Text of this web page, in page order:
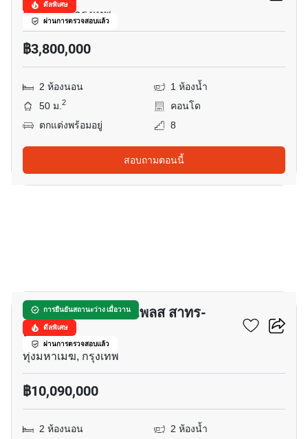
ดีลพิเศษ
ผ่านการตรวจสอบแล้ว
ลาดพร้าว, กรุงเทพ
฿3,800,000
2 ห้องนอน
1 ห้องน้ำ
50 ม.2
คอนโด
ตกแต่งพร้อมอยู่
8
สอบถามตอนนี้
การยืนยันสถานะว่าง เมื่อวาน
ดีลพิเศษ
ผ่านการตรวจสอบแล้ว
ศุภาลัย โอเรียนทัล เพลส สาทร-
สวนพลู
ทุ่งมหาเมฆ, กรุงเทพ
฿10,090,000
2 ห้องนอน
2 ห้องน้ำ